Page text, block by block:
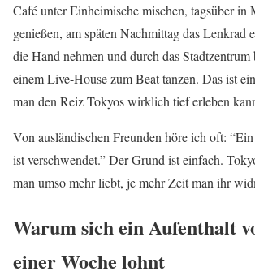
Café unter Einheimische mischen, tagsüber in
genießen, am späten Nachmittag das Lenkrad
die Hand nehmen und durch das Stadtzentrum
einem Live-House zum Beat tanzen. Das ist
man den Reiz Tokyos wirklich tief erleben
Von ausländischen Freunden höre ich oft:
ist verschwendet.” Der Grund ist einfach.
man umso mehr liebt, je mehr Zeit man ihr
Warum sich ein Aufenthalt
einer Woche lohnt